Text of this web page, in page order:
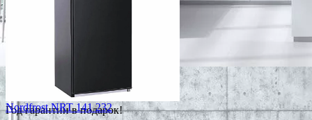
Год гарантии в подарок!
Nordfrost NRT 141 232